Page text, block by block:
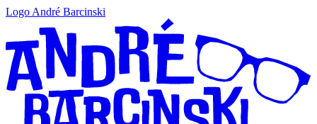
Logo André Barcinski